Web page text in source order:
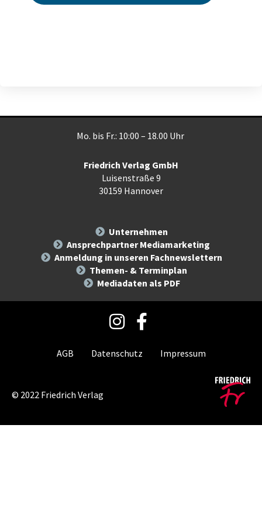
Mo. bis Fr.: 10:00 – 18.00 Uhr
Friedrich Verlag GmbH
Luisenstraße 9
30159 Hannover
Unternehmen
Ansprechpartner Mediamarketing
Anmeldung in unseren Fachnewslettern
Themen- & Terminplan
Mediadaten als PDF
AGB Datenschutz Impressum
© 2022 Friedrich Verlag